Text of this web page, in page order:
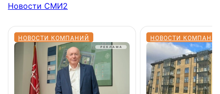
Новости СМИ2
НОВОСТИ КОМПАНИЙ НОВОСТИ